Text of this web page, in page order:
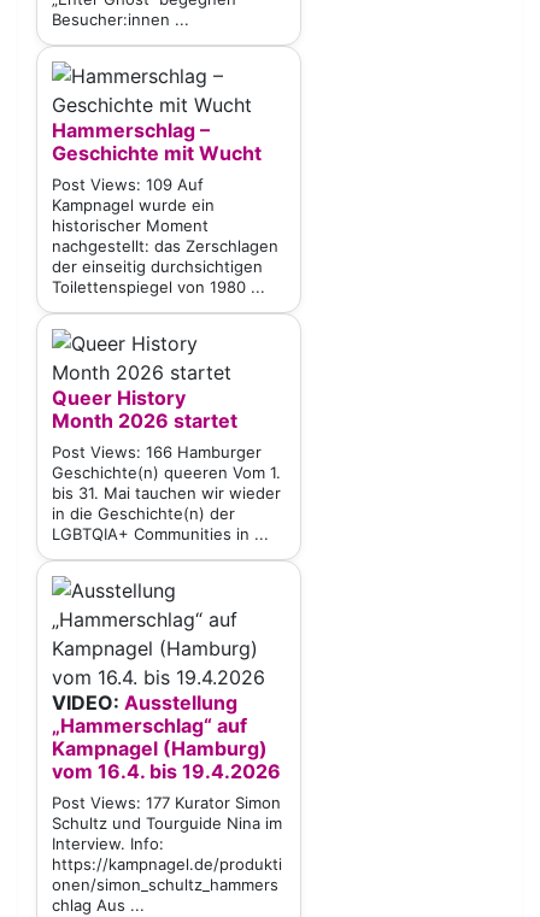
Besucher:innen ...
Hammerschlag –
Geschichte mit Wucht
Post Views: 109 Auf
Kampnagel wurde ein
historischer Moment
nachgestellt: das Zerschlagen
der einseitig durchsichtigen
Toilettenspiegel von 1980 ...
Queer History
Month 2026 startet
Post Views: 166 Hamburger
Geschichte(n) queeren Vom 1.
bis 31. Mai tauchen wir wieder
in die Geschichte(n) der
LGBTQIA+ Communities in ...
VIDEO: Ausstellung
„Hammerschlag“ auf
Kampnagel (Hamburg)
vom 16.4. bis 19.4.2026
Post Views: 177 Kurator Simon
Schultz und Tourguide Nina im
Interview. Info:
https://kampnagel.de/produkti
onen/simon_schultz_hammers
chlag Aus ...